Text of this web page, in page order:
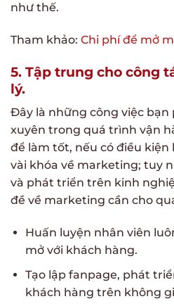
như thế.
Tham khảo: Chi phí để mở
5. Tập trung cho công
lý.
Đây là những công việc
xuyên trong quá trình vận
để làm tốt, nếu có điều
vài khóa về marketing; tuy
và phát triển trên kinh
đề về marketing cần cho
Huấn luyện nhân viên
mở với khách hàng.
Tạo lập fanpage, phát
khách hàng trên không